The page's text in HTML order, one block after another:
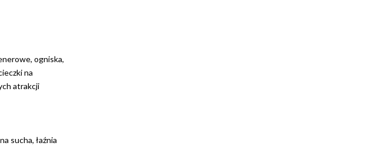
ogniska,
na
atrakcji
sucha, łaźnia